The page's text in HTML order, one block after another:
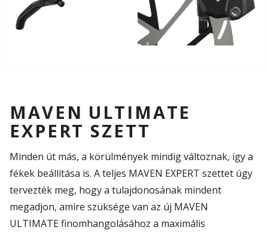
MAVEN ULTIMATE
EXPERT SZETT
Minden út más, a körülmények mindig változnak, így a
fékek beállítása is. A teljes MAVEN EXPERT szettet úgy
tervezték meg, hogy a tulajdonosának mindent
megadjon, amire szüksége van az új MAVEN
ULTIMATE finomhangolásához a maximális